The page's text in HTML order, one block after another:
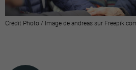
Crédit Photo / Image de andreas sur